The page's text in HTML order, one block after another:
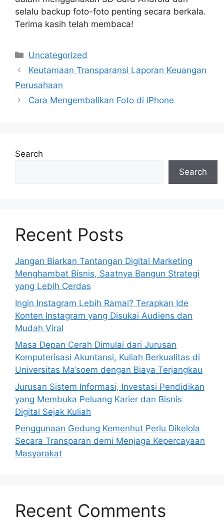
selalu backup foto-foto penting secara berkala.
Terima kasih telah membaca!
Categories
Uncategorized
Keutamaan Transparansi Laporan Keuangan
Perusahaan
Cara Mengembalikan Foto di iPhone
Search
Search
Recent Posts
Jangan Biarkan Tantangan Digital Marketing
Menghambat Bisnis, Saatnya Bangun Strategi
yang Lebih Cerdas
Ingin Instagram Lebih Ramai? Terapkan Ide
Konten Instagram yang Disukai Audiens dan
Mudah Viral
Masa Depan Cerah Dimulai dari Jurusan
Komputerisasi Akuntansi, Kuliah Berkualitas di
Universitas Ma’soem dengan Biaya Terjangkau
Jurusan Sistem Informasi, Investasi Pendidikan
yang Membuka Peluang Karier dan Bisnis
Digital Sejak Kuliah
Penggunaan Gedung Kemenhut Perlu Dikelola
Secara Transparan demi Menjaga Kepercayaan
Masyarakat
Recent Comments